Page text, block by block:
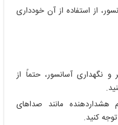
از استفاده از آن خودداری
نگهداری آسانسور، حتماً از
هشداردهنده مانند صداهای
کنید.